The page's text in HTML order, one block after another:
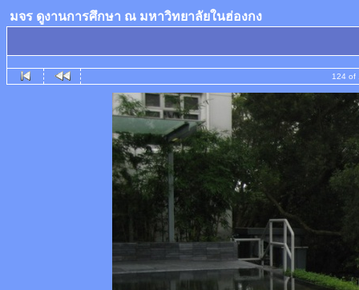
มจร ดูงานการศึกษา ณ มหาวิทยาลัยในฮ่องกง
124 of